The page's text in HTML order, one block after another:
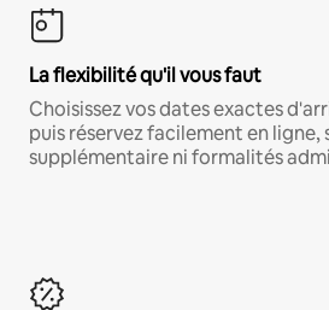
La flexibilité qu'il vous faut
Choisissez vos dates exactes
puis réservez facilement en ligne,
supplémentaire ni formalités